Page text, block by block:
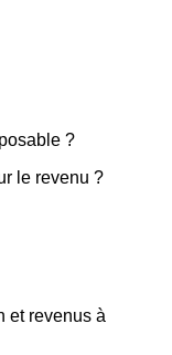
?
le revenu ?
et revenus à